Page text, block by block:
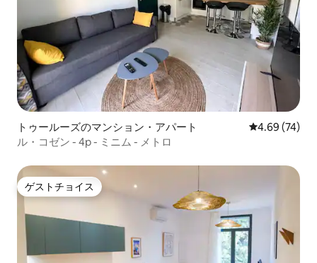
トゥールーズのマンション・アパート レビュー74
4.69 (74)
ル・コゼン - 4p - ミニム - メトロ
ゲストチョイス
ゲストチョイス